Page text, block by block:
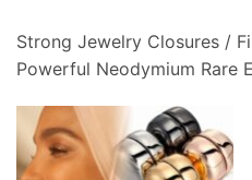
Strong Jewelry Closures /
Powerful Neodymium Rare